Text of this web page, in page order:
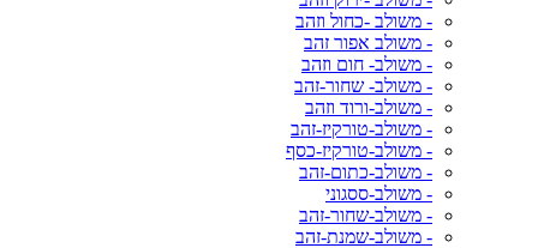
- משולב -כחול וזהב
- משולב אפור זהב
- משולב- חום וזהב
- משולב- שחור-זהב
- משולב-ורוד וזהב
- משולב-טורקיז-זהב
- משולב-טורקיז-כסף
- משולב-כתום-זהב
- משולב-ססגוני
- משולב-שחור-זהב
- משולב-שמנת-זהב